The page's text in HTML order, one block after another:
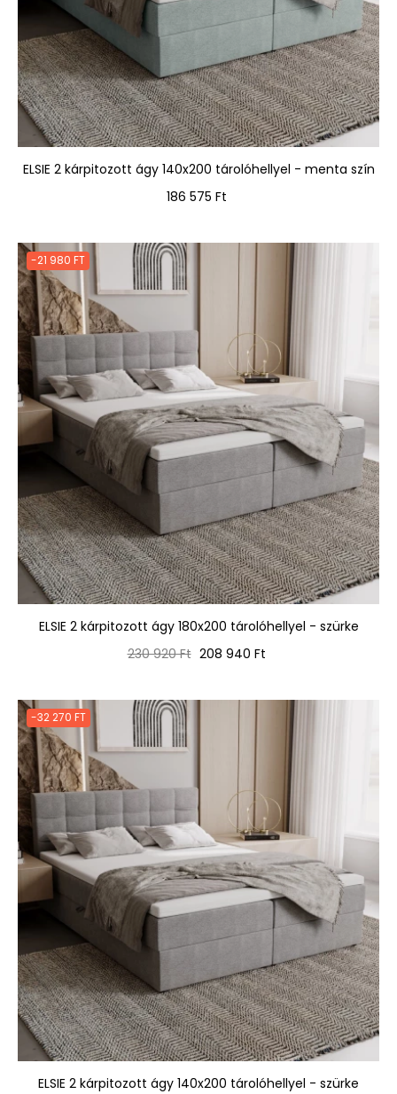
ELSIE 2 kárpitozott ágy 140x200 tárolóhellyel - menta szín
Ár
186 575 Ft
-21 980 FT
ELSIE 2 kárpitozott ágy 180x200 tárolóhellyel - szürke
Normál
230 920 Ft Ár
208 940 Ft
-32 270 FT
ELSIE 2 kárpitozott ágy 140x200 tárolóhellyel - szürke